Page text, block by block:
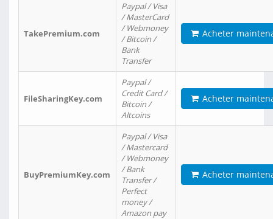
TakePremium.com
Paypal / Visa
/ MasterCard
/ Webmoney
/ Bitcoin /
Bank
Transfer
Acheter
FileSharingKey.com
Paypal /
Credit Card /
Bitcoin /
Altcoins
Acheter
BuyPremiumKey.com
Paypal / Visa
/ Mastercard
/ Webmoney
/ Bank
Transfer /
Perfect
money /
Amazon pay
Acheter